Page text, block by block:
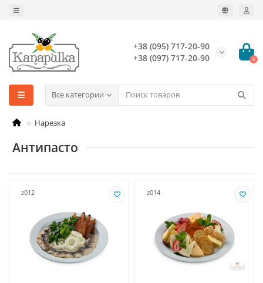
+38 (095) 717-20-90
+38 (097) 717-20-90
0
Все категории
Нарезка
Антипасто
z012 z014